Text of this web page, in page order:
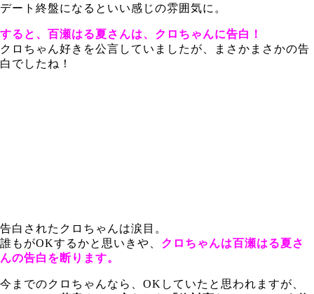
デート終盤になるといい感じの雰囲気に。
すると、百瀬はる夏さんは、クロちゃんに告白！
クロちゃん好きを公言していましたが、まさかまさかの告
白でしたね！
告白されたクロちゃんは涙目。
誰もがOKするかと思いきや、 クロちゃんは百瀬はる夏さ
んの告白を断ります。
今までのクロちゃんなら、OKしていたと思われますが、